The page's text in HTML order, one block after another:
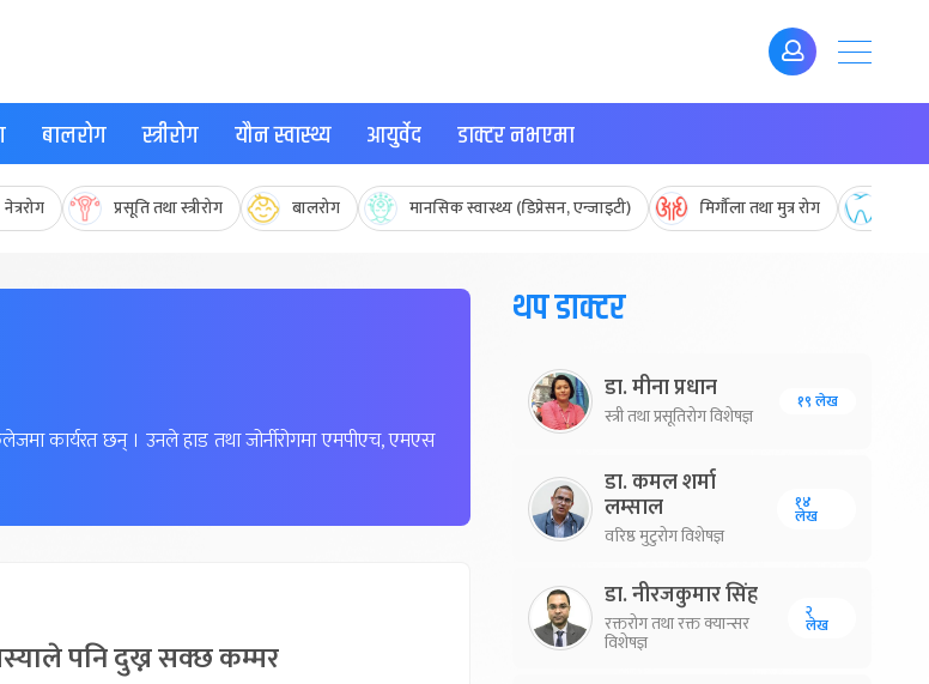
बालरोग स्त्रीरोग यौन स्वास्थ्य आयुर्वेद डाक्टर नभएमा
नेत्ररोग प्रसूति तथा स्त्रीरोग बालरोग मानसिक स्वास्थ्य (डिप्रेसन, एन्जाइटी) मिर्गौला तथा मुत्र रोग
कार्यरत छन् । उनले हाड तथा जोर्नीरोगमा एमपीएच, एमएस
पनि दुख्न सक्छ कम्मर
थप डाक्टर
डा. मीना प्रधान
स्त्री तथा प्रसूतिरोग विशेषज्ञ
१९ लेख
डा. कमल शर्मा
लम्साल
वरिष्ठ मुटुरोग विशेषज्ञ
१४
लेख
डा. नीरजकुमार सिंह
रक्तरोग तथा रक्त क्यान्सर
विशेषज्ञ
२
लेख